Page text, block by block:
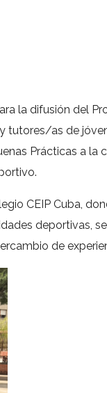
la difusión del
tutores/as de
Prácticas a
CEIP Cuba,
deportivas,
de